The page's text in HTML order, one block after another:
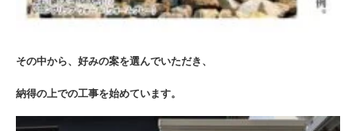
その中から、好みの案を選んでいただき、
納得の上での工事を始めています。